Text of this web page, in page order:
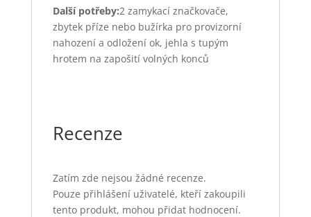
Další potřeby:2 zamykací značkovače,
zbytek příze nebo bužírka pro provizorní
nahození a odložení ok, jehla s tupým
hrotem na zapošití volných konců
Recenze
Zatím zde nejsou žádné recenze.
Pouze přihlášení uživatelé, kteří zakoupili
tento produkt, mohou přidat hodnocení.